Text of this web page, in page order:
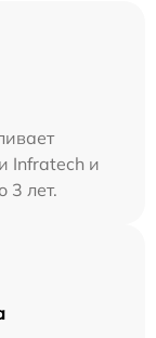
Infratech и
3 лет.